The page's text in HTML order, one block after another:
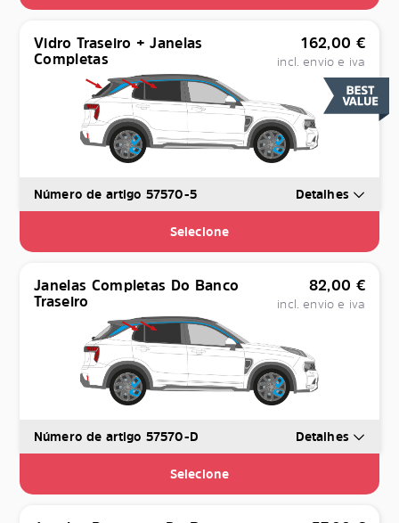
Vidro Traseiro + Janelas
Completas
162,00 €
incl. envio e iva
Número de artigo 57570-5 Detalhes
Selecione
Janelas Completas Do Banco
Traseiro
82,00 €
incl. envio e iva
Número de artigo 57570-D Detalhes
Selecione